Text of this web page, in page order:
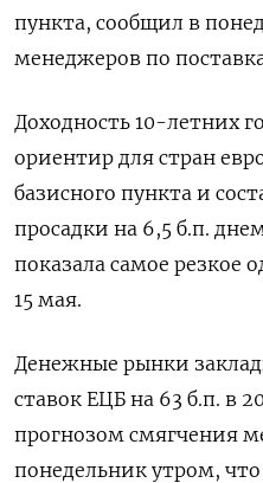
пункта, сообщил в
менеджеров по
Доходность 10-летних
ориентир для стран
базисного пункта и
просадки на 6,5 б.п.
показала самое резкое
15 мая.
Денежные рынки
ставок ЕЦБ на 63 б.п. в
прогнозом смягчения
понедельник утром,